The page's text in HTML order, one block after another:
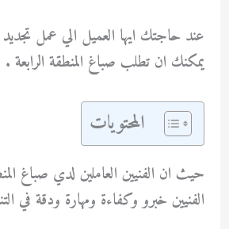
عند حاجتك ايها العميل الي عمل
يمكنك ان تطلب صباغ المنطقة الرابعة .
المحتويات
حيث ان الفنيين العاملين لدي صباغ
الفنيين خبرو وكفاءة ومهارة ودقة في